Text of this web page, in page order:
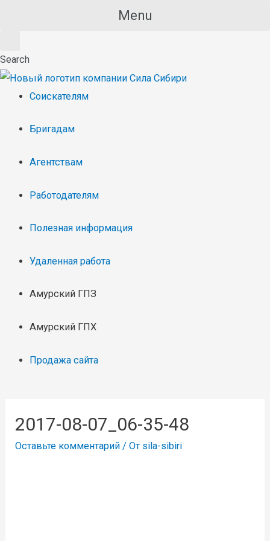
Menu
Search
Соискателям
Бригадам
Агентствам
Работодателям
Полезная информация
Удаленная работа
Амурский ГПЗ
Амурский ГПХ
Продажа сайта
2017-08-07_06-35-48
Оставьте комментарий / От sila-sibiri